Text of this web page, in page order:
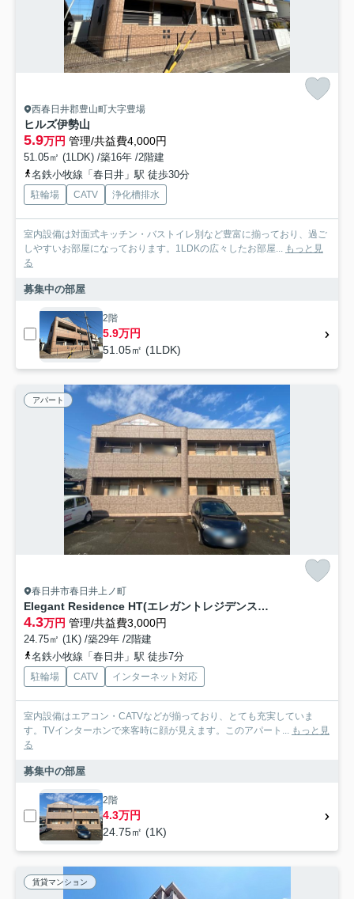
西春日井郡豊山町大字豊場
ヒルズ伊勢山
5.9万円 管理/共益費4,000円
51.05㎡ (1LDK) /築16年 /2階建
名鉄小牧線「春日井」駅 徒歩30分
駐輪場 CATV 浄化槽排水
室内設備は対面式キッチン・バストイレ別など豊富に揃っており、過ご
しやすいお部屋になっております。1LDKの広々したお部屋...
もっと見
る
募集中の部屋
2階
5.9万円
51.05㎡ (1LDK)
アパート
春日井市春日井上ノ町
Elegant Residence HT(エレガントレジデンスHT)
4.3万円 管理/共益費3,000円
24.75㎡ (1K) /築29年 /2階建
名鉄小牧線「春日井」駅 徒歩7分
駐輪場 CATV インターネット対応
室内設備はエアコン・CATVなどが揃っており、とても充実していま
す。TVインターホンで来客時に顔が見えます。このアパート...
もっと見
る
募集中の部屋
2階
4.3万円
24.75㎡ (1K)
賃貸マンション